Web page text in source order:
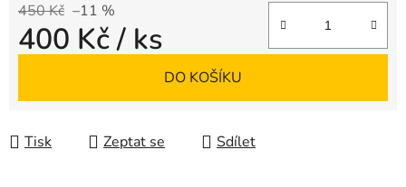
450 Kč –11 %
400 Kč/ ks
DO KOŠÍKU
Tisk Zeptat se Sdílet